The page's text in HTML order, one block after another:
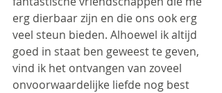
erg dierbaar zijn en die ons ook erg
veel steun bieden. Alhoewel ik altijd
goed in staat ben geweest te geven,
vind ik het ontvangen van zoveel
onvoorwaardelijke liefde nog best